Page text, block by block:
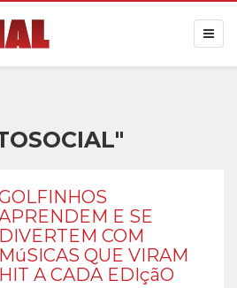
E SE
DIVERTEM COM
MúSICAS QUE VIRAM
HIT A CADA EDIçãO